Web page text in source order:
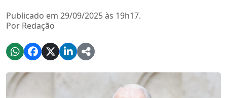
Publicado em 29/09/2025 às 19h17.
Por Redação